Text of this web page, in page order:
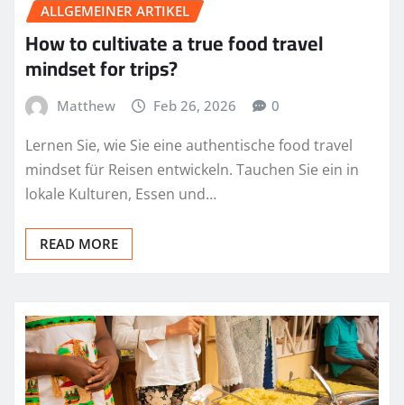
ALLGEMEINER ARTIKEL
How to cultivate a true food travel
mindset for trips?
Matthew Feb 26, 2026 0
Lernen Sie, wie Sie eine authentische food travel
mindset für Reisen entwickeln. Tauchen Sie ein in
lokale Kulturen, Essen und…
READ MORE